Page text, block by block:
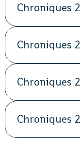
Chroniques
Chroniques
Chroniques
Chroniques